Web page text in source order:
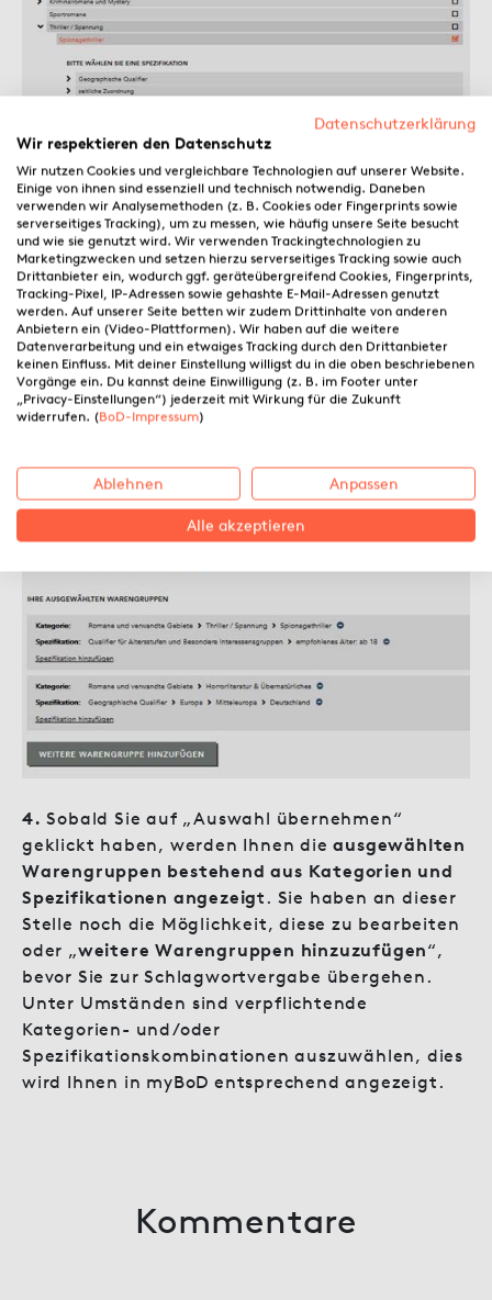
3.Die ausgewählten Kategorien können jeweils
zusätzlich mitbis zu drei Spezifikationen
versehen werden. Zu „Spionagethriller“ ließen
sich als Spezifikation beispielsweise eine
empfohlene Altersstufe oder bestimmte
Interessensgruppen ergänzen.
4. Sobald Sie auf „Auswahl übernehmen“
geklickt haben, werden Ihnen dieausgewählten
Warengruppen bestehend aus Kategorien und
Spezifikationen angezeigt. Sie haben an dieser
Stelle noch die Möglichkeit, diese zu bearbeiten
oder „weitere Warengruppen hinzuzufügen“,
bevor Sie zur Schlagwortvergabe übergehen.
Unter Umständen sind verpflichtende
Kategorien- und/oder
Spezifikationskombinationen auszuwählen, dies
wird Ihnen in myBoD entsprechend angezeigt.
Kommentare
Datenschutzerklärung
Wir respektieren den Datenschutz
Wir nutzen Cookies und vergleichbare Technologien auf unserer Website.
Einige von ihnen sind essenziell und technisch notwendig. Daneben
verwenden wir Analysemethoden (z. B. Cookies oder Fingerprints sowie
serverseitiges Tracking), um zu messen, wie häufig unsere Seite besucht
und wie sie genutzt wird. Wir verwenden Trackingtechnologien zu
Marketingzwecken und setzen hierzu serverseitiges Tracking sowie auch
Drittanbieter ein, wodurch ggf. geräteübergreifend Cookies, Fingerprints,
Tracking-Pixel, IP-Adressen sowie gehashte E-Mail-Adressen genutzt
werden. Auf unserer Seite betten wir zudem Drittinhalte von anderen
Anbietern ein (Video-Plattformen). Wir haben auf die weitere
Datenverarbeitung und ein etwaiges Tracking durch den Drittanbieter
keinen Einfluss. Mit deiner Einstellung willigst du in die oben beschriebenen
Vorgänge ein. Du kannst deine Einwilligung (z. B. im Footer unter
„Privacy-Einstellungen“) jederzeit mit Wirkung für die Zukunft
widerrufen. (BoD-Impressum)
Ablehnen Anpassen
Alle akzeptieren